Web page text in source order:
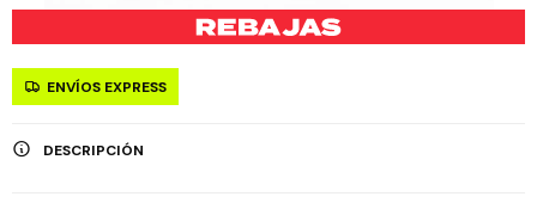
ENVÍOS EXPRESS
DESCRIPCIÓN